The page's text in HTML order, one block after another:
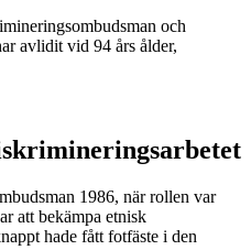
och
avlidit vid 94 års ålder,
1986, när rollen var
att bekämpa etnisk
hade fått fotfäste i den